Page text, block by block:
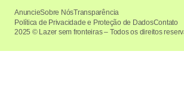
2025 © Lazer sem fronteiras – Todos os direitos
AnuncieSobre NósTransparência
Política de Privacidade e Proteção de DadosContato